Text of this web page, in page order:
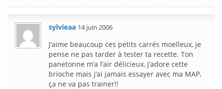
sylvieaa 14 juin 2006
J’aime beaucoup ces petits carrés moelleux, je
pense ne pas tarder à tester ta recette. Ton
panetonne m’a l’air délicieux, j’adore cette
brioche mais j’ai jamais essayer avec ma MAP,
ça ne va pas trainer!!